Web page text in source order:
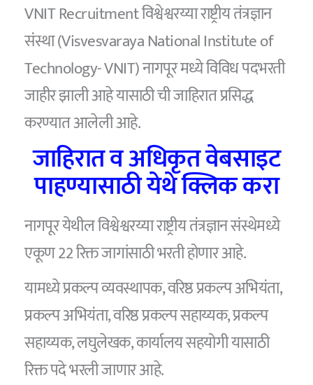
VNIT Recruitment विश्वेश्वरय्या राष्ट्रीय तंत्रज्ञान
संस्था (Visvesvaraya National Institute of
Technology- VNIT) नागपूर मध्ये विविध पदभरती
जाहीर झाली आहे यासाठी ची जाहिरात प्रसिद्ध
करण्यात आलेली आहे.
जाहिरात व अधिकृत वेबसाइट
पाहण्यासाठी येथे क्लिक करा
नागपूर येथील विश्वेश्वरय्या राष्ट्रीय तंत्रज्ञान संस्थेमध्ये
एकूण 22 रिक्त जागांसाठी भरती होणार आहे.
यामध्ये प्रकल्प व्यवस्थापक, वरिष्ठ प्रकल्प अभियंता,
प्रकल्प अभियंता, वरिष्ठ प्रकल्प सहाय्यक, प्रकल्प
सहाय्यक, लघुलेखक, कार्यालय सहयोगी यासाठी
रिक्त पदे भरली जाणार आहे.